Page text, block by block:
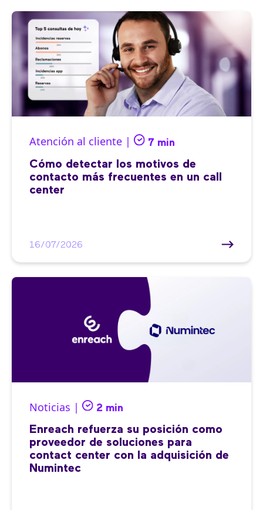
Atención al cliente | 7 min
Cómo detectar los motivos de
contacto más frecuentes en un call
center
16/07/2026
Noticias | 2 min
Enreach refuerza su posición como
proveedor de soluciones para
contact center con la adquisición de
Numintec